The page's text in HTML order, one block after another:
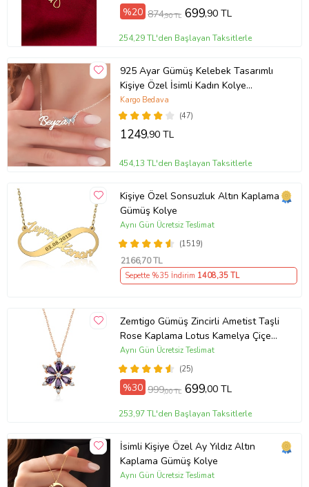
%20 874,90 TL 699,90 TL
254,29 TL'den Başlayan Taksitlerle
925 Ayar Gümüş Kelebek Tasarımlı
Kişiye Özel İsimli Kadın Kolye
Anneye Hediye,Sevgiliye
Hediye,Arkadaşa Hediye,Doğum
Günü Hediyesi,Eşe Hediye
(47)
Kargo Bedava
1249,90 TL
454,13 TL'den Başlayan Taksitlerle
Kişiye Özel Sonsuzluk Altın Kaplama
Gümüş Kolye
(1519)
Aynı Gün Ücretsiz Teslimat
2166,70 TL
Sepette %35 İndirim 1408,35 TL
Zemtigo Gümüş Zincirli Ametist Taşli
Rose Kaplama Lotus Kamelya Çiçeği
Kolye
(25)
Aynı Gün Ücretsiz Teslimat
%30 999,00 TL 699,00 TL
253,97 TL'den Başlayan Taksitlerle
İsimli Kişiye Özel Ay Yıldız Altın
Kaplama Gümüş Kolye
Aynı Gün Ücretsiz Teslimat